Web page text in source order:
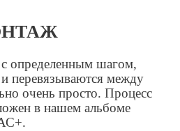
определенным шагом,
перевязываются между
очень просто. Процесс
в нашем альбоме